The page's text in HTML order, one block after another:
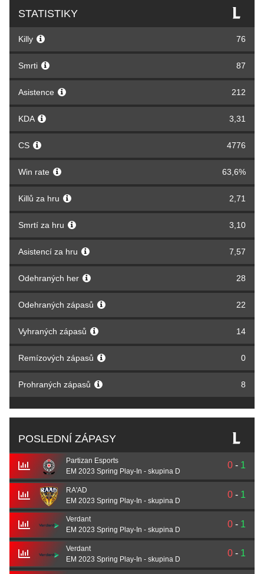
STATISTIKY
Killy 76
Smrti 87
Asistence 212
KDA 3,31
CS 4776
Win rate 63,6%
Killů za hru 2,71
Smrtí za hru 3,10
Asistencí za hru 7,57
Odehraných her 28
Odehraných zápasů 22
Vyhraných zápasů 14
Remízových zápasů 0
Prohraných zápasů 8
POSLEDNÍ ZÁPASY
Partizan Esports
EM 2023 Spring Play-In - skupina D
0 - 1
RA'AD
EM 2023 Spring Play-In - skupina D
0 - 1
Verdant
EM 2023 Spring Play-In - skupina D
0 - 1
Verdant
EM 2023 Spring Play-In - skupina D
0 - 1